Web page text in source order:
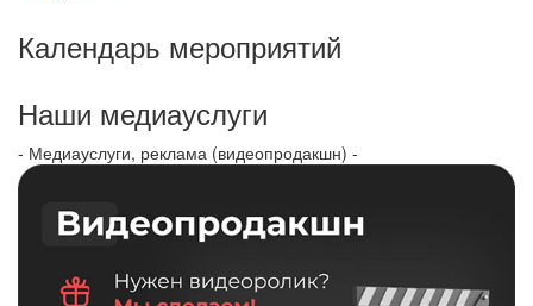
Календарь мероприятий
Наши медиауслуги
- Медиауслуги, реклама (видеопродакшн) -